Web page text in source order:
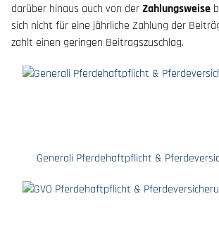
darüber hinaus auch von derZahlungsweise
sich nicht für eine jährliche Zahlung der
zahlt einen geringen Beitragszuschlag.
Generali Pferdehaftpflicht &